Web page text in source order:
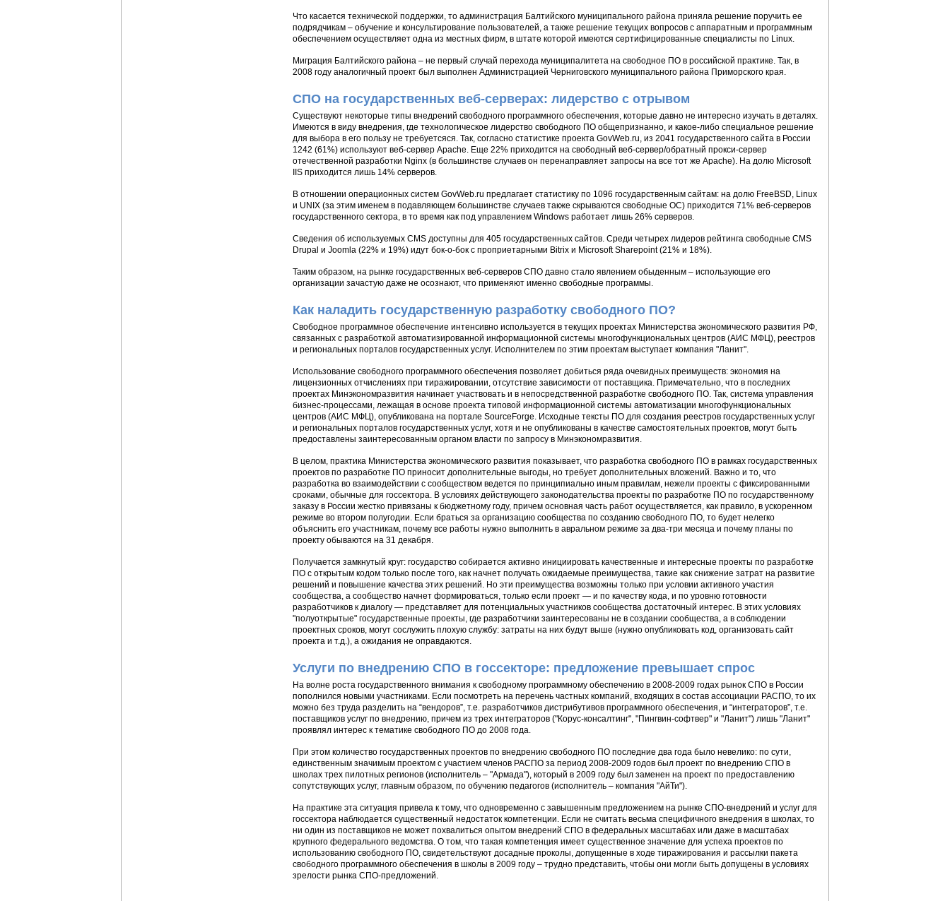
Что касается технической поддержки, то администрация Балтийского муниципального района приняла решение поручить ее
подрядчикам – обучение и консультирование пользователей, а также решение текущих вопросов с аппаратным и программным
обеспечением осуществляет одна из местных фирм, в штате которой имеются сертифицированные специалисты по Linux.
Миграция Балтийского района – не первый случай перехода муниципалитета на свободное ПО в российской практике. Так, в
2008 году аналогичный проект был выполнен Администрацией Черниговского муниципального района Приморского края.
СПО на государственных веб-серверах: лидерство с отрывом
Существуют некоторые типы внедрений свободного программного обеспечения, которые давно не интересно изучать в деталях.
Имеются в виду внедрения, где технологическое лидерство свободного ПО общепризнанно, и какое-либо специальное решение
для выбора в его пользу не требуетсяся. Так, согласно статистике проекта GovWeb.ru, из 2041 государственного сайта в России
1242 (61%) используют веб-сервер Apache. Еще 22% приходится на свободный веб-сервер/обратный прокси-сервер
отечественной разработки Nginx (в большинстве случаев он перенаправляет запросы на все тот же Apache). На долю Microsoft
IIS приходится лишь 14% серверов.
В отношении операционных систем GovWeb.ru предлагает статистику по 1096 государственным сайтам: на долю FreeBSD, Linux
и UNIX (за этим именем в подавляющем большинстве случаев также скрываются свободные ОС) приходится 71% веб-серверов
государственного сектора, в то время как под управлением Windows работает лишь 26% серверов.
Сведения об используемых CMS доступны для 405 государственных сайтов. Среди четырех лидеров рейтинга свободные CMS
Drupal и Joomla (22% и 19%) идут бок-о-бок с проприетарными Bitrix и Microsoft Sharepoint (21% и 18%).
Таким образом, на рынке государственных веб-серверов СПО давно стало явлением обыденным – использующие его
организации зачастую даже не осознают, что применяют именно свободные программы.
Как наладить государственную разработку свободного ПО?
Свободное программное обеспечение интенсивно используется в текущих проектах Министерства экономического развития РФ,
связанных с разработкой автоматизированной информационной системы многофункциональных центров (АИС МФЦ), реестров
и региональных порталов государственных услуг. Исполнителем по этим проектам выступает компания "Ланит".
Использование свободного программного обеспечения позволяет добиться ряда очевидных преимуществ: экономия на
лицензионных отчислениях при тиражировании, отсутствие зависимости от поставщика. Примечательно, что в последних
проектах Минэкономразвития начинает участвовать и в непосредственной разработке свободного ПО. Так, система управления
бизнес-процессами, лежащая в основе проекта типовой информационной системы автоматизации многофункциональных
центров (АИС МФЦ), опубликована на портале SourceForge. Исходные тексты ПО для создания реестров государственных услуг
и региональных порталов государственных услуг, хотя и не опубликованы в качестве самостоятельных проектов, могут быть
предоставлены заинтересованным органом власти по запросу в Минэкономразвития.
В целом, практика Министерства экономического развития показывает, что разработка свободного ПО в рамках государственных
проектов по разработке ПО приносит дополнительные выгоды, но требует дополнительных вложений. Важно и то, что
разработка во взаимодействии с сообществом ведется по принципиально иным правилам, нежели проекты с фиксированными
сроками, обычные для госсектора. В условиях действующего законодательства проекты по разработке ПО по государственному
заказу в России жестко привязаны к бюджетному году, причем основная часть работ осуществляется, как правило, в ускоренном
режиме во втором полугодии. Если браться за организацию сообщества по созданию свободного ПО, то будет нелегко
объяснить его участникам, почему все работы нужно выполнить в авральном режиме за два-три месяца и почему планы по
проекту обываются на 31 декабря.
Получается замкнутый круг: государство собирается активно инициировать качественные и интересные проекты по разработке
ПО с открытым кодом только после того, как начнет получать ожидаемые преимущества, такие как снижение затрат на развитие
решений и повышение качества этих решений. Но эти преимущества возможны только при условии активного участия
сообщества, а сообщество начнет формироваться, только если проект — и по качеству кода, и по уровню готовности
разработчиков к диалогу — представляет для потенциальных участников сообщества достаточный интерес. В этих условиях
"полуоткрытые" государственные проекты, где разработчики заинтересованы не в создании сообщества, а в соблюдении
проектных сроков, могут сослужить плохую службу: затраты на них будут выше (нужно опубликовать код, организовать сайт
проекта и т.д.), а ожидания не оправдаются.
Услуги по внедрению СПО в госсекторе: предложение превышает спрос
На волне роста государственного внимания к свободному программному обеспечению в 2008-2009 годах рынок СПО в России
пополнился новыми участниками. Если посмотреть на перечень частных компаний, входящих в состав ассоциации РАСПО, то их
можно без труда разделить на “вендоров”, т.е. разработчиков дистрибутивов программного обеспечения, и “интеграторов”, т.е.
поставщиков услуг по внедрению, причем из трех интеграторов ("Корус-консалтинг", "Пингвин-софтвер" и "Ланит") лишь "Ланит"
проявлял интерес к тематике свободного ПО до 2008 года.
При этом количество государственных проектов по внедрению свободного ПО последние два года было невелико: по сути,
единственным значимым проектом с участием членов РАСПО за период 2008-2009 годов был проект по внедрению СПО в
школах трех пилотных регионов (исполнитель – "Армада"), который в 2009 году был заменен на проект по предоставлению
сопутствующих услуг, главным образом, по обучению педагогов (исполнитель – компания "АйТи").
На практике эта ситуация привела к тому, что одновременно с завышенным предложением на рынке СПО-внедрений и услуг для
госсектора наблюдается существенный недостаток компетенции. Если не считать весьма специфичного внедрения в школах, то
ни один из поставщиков не может похвалиться опытом внедрений СПО в федеральных масштабах или даже в масштабах
крупного федерального ведомства. О том, что такая компетенция имеет существенное значение для успеха проектов по
использованию свободного ПО, свидетельствуют досадные проколы, допущенные в ходе тиражирования и рассылки пакета
свободного программного обеспечения в школы в 2009 году – трудно представить, чтобы они могли быть допущены в условиях
зрелости рынка СПО-предложений.